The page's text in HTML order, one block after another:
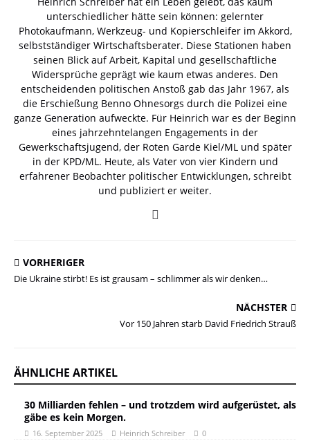
unterschiedlicher hätte sein können: gelernter
Photokaufmann, Werkzeug- und Kopierschleifer im Akkord,
selbstständiger Wirtschaftsberater. Diese Stationen haben
seinen Blick auf Arbeit, Kapital und gesellschaftliche
Widersprüche geprägt wie kaum etwas anderes. Den
entscheidenden politischen Anstoß gab das Jahr 1967, als
die Erschießung Benno Ohnesorgs durch die Polizei eine
ganze Generation aufweckte. Für Heinrich war es der Beginn
eines jahrzehntelangen Engagements in der
Gewerkschaftsjugend, der Roten Garde Kiel/ML und später
in der KPD/ML. Heute, als Vater von vier Kindern und
erfahrener Beobachter politischer Entwicklungen, schreibt
und publiziert er weiter.
VORHERIGER
Die Ukraine stirbt! Es ist grausam – schlimmer als wir denken…
NÄCHSTER
Vor 150 Jahren starb David Friedrich Strauß
ÄHNLICHE ARTIKEL
30 Milliarden fehlen – und trotzdem wird aufgerüstet, als
gäbe es kein Morgen.
16. September 2025 Heinrich Schreiber 0